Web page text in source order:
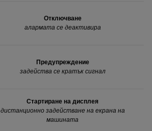
Отключване
алармата се деактивира
Предупреждение
задейства се кратък сигнал
Стартиране на дисплея
дистанционно задействане на екрана на
машината